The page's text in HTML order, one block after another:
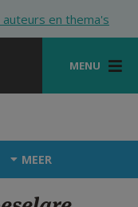
en thema's
MENU
MEER